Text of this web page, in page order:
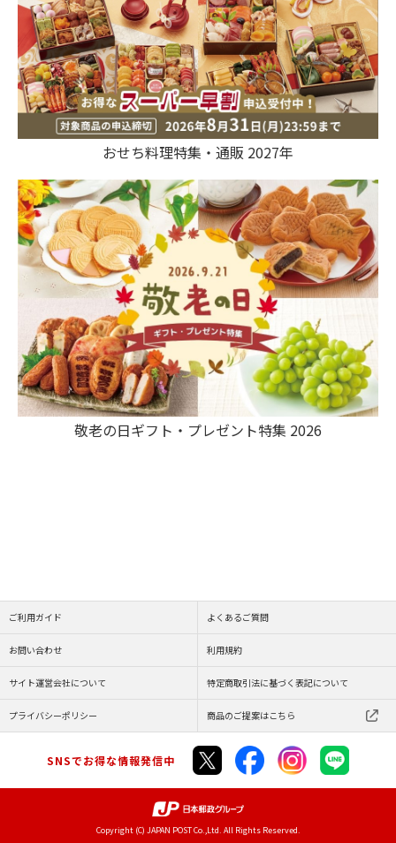
おせち料理特集・通販 2027年
敬老の日ギフト・プレゼント特集 2026
ご利用ガイド よくあるご質問
お問い合わせ 利用規約
サイト運営会社について 特定商取引法に基づく表記について
プライバシーポリシー 商品のご提案はこちら
SNSでお得な情報発信中
Copyright (C) JAPAN POST Co.,Ltd. All Rights Reserved.